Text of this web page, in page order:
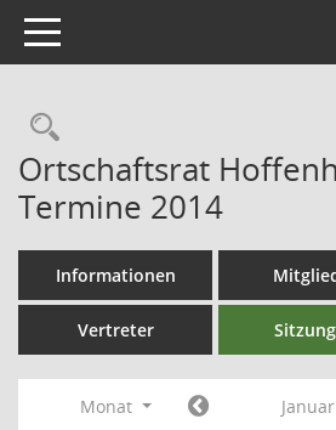
Toggle navigation
Ortschaftsrat
Termine 2014
Informationen
Vertreter
Monat Januar